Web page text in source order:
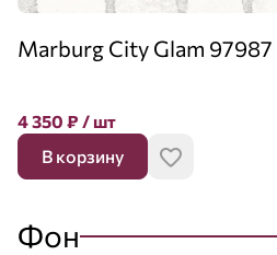
Marburg City Glam 97987
4 350 ₽ / шт
В корзину
Фон